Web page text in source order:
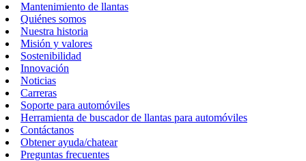
Mantenimiento de llantas
Quiénes somos
Nuestra historia
Misión y valores
Sostenibilidad
Innovación
Noticias
Carreras
Soporte para automóviles
Herramienta de buscador de llantas para automóviles
Contáctanos
Obtener ayuda/chatear
Preguntas frecuentes